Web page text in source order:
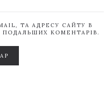
ТА АДРЕСУ САЙТУ В
ПОДАЛЬШИХ КОМЕНТАРІВ.